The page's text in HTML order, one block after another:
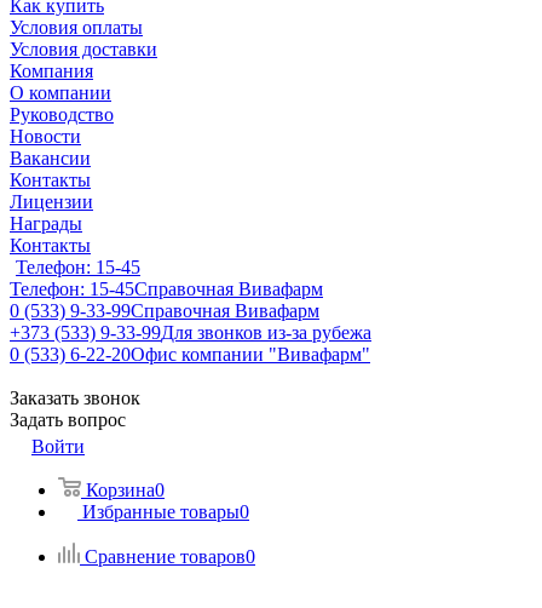
Как купить
Условия оплаты
Условия доставки
Компания
О компании
Руководство
Новости
Вакансии
Контакты
Лицензии
Награды
Контакты
Телефон: 15-45
Телефон: 15-45Справочная Вивафарм
0 (533) 9-33-99Справочная Вивафарм
+373 (533) 9-33-99Для звонков из-за рубежа
0 (533) 6-22-20Офис компании "Вивафарм"
Заказать звонок
Задать вопрос
Войти
Корзина0
Избранные товары0
Сравнение товаров0